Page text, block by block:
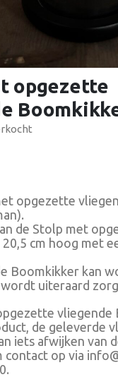
opgezette
opgezette
de Stolp met
cm hoog met
Boomkikker kan
uiteraard
vliegende
de geleverde
iets afwijken van
contact op via